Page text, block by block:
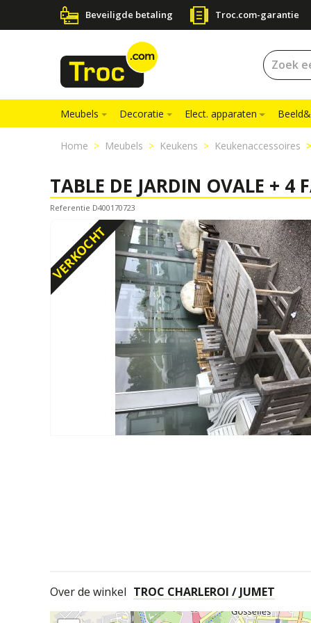
Beveiligde betaling Troc.com-garantie
Meubels Decoratie Elect. apparaten
Home Meubels Keukens Keukenaccessoires
TABLE DE JARDIN OVALE + 4
Referentie D400170723
VERKOCHT
Over de winkel TROC CHARLEROI / JUMET